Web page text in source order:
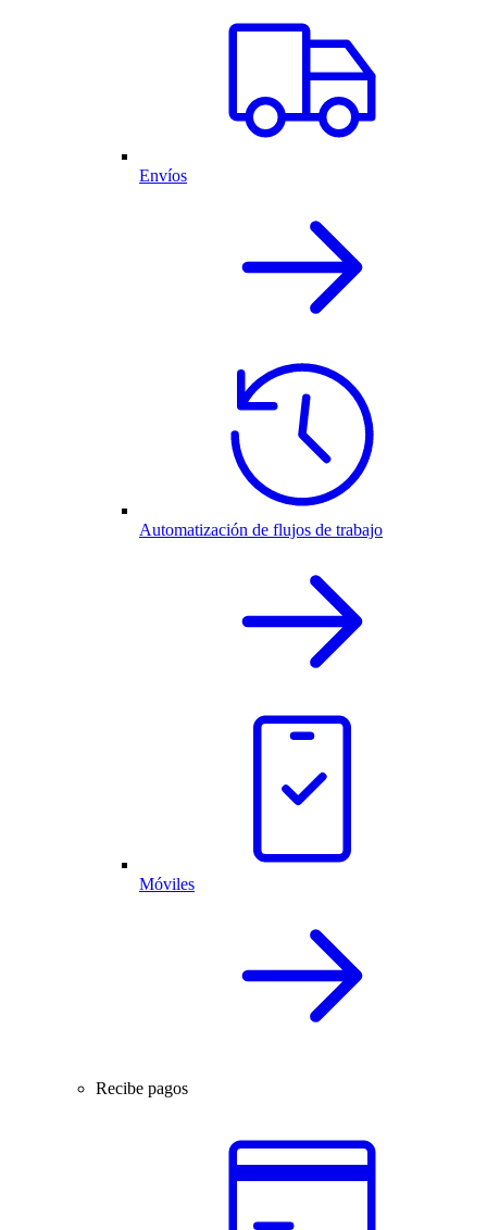
Envíos
Automatización de flujos de trabajo
Móviles
Recibe pagos